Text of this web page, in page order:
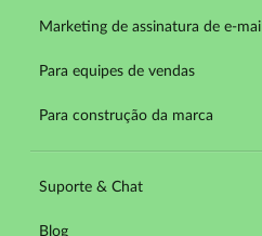
Marketing de assinatura de e-mail
Para equipes de vendas
Para construção da marca
Suporte & Chat
Blog